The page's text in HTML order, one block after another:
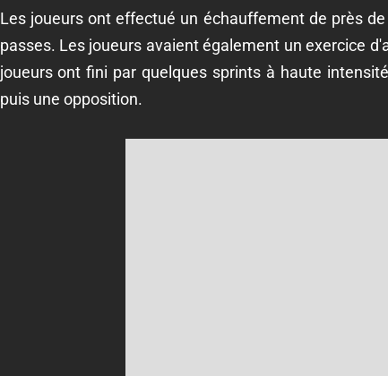
Les joueurs ont effectué un échauffement de près
passes. Les joueurs avaient également un exercice
joueurs ont fini par quelques sprints à haute
puis une opposition.